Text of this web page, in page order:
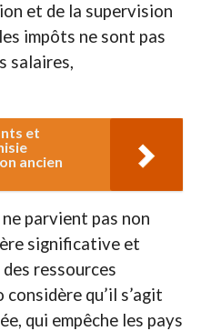
et de la supervision
impôts ne sont pas
salaires,
et
ancien
parvient pas non
significative et
ressources
qu’il s’agit
qui empêche les pays